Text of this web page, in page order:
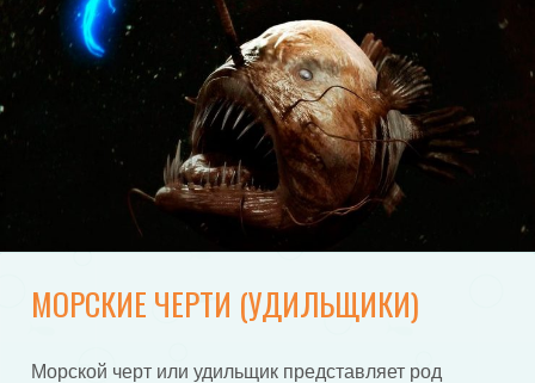
МОРСКИЕ ЧЕРТИ (УДИЛЬЩИКИ)
Морской черт или удильщик представляет род